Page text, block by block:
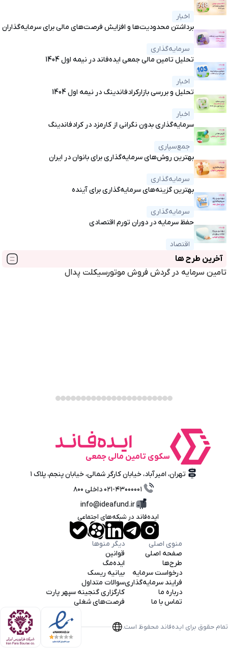
اخبار
برداشتن محدودیت‌ها و افزایش فرصت‌های مالی برای سرمایه‌گذاران
سرمایه‌گذاری
تحلیل تامین مالی جمعی ایده‌فاند در نیمه اول 1404
اخبار
تحلیل و بررسی بازارکرادفاندینگ در نیمه اول 1404
اخبار
سرمایه‌گذاری بدون نگرانی از کارمزد در کرادفاندینگ
جمع‌سپاری
بهترین روش‌های سرمایه‌گذاری برای بانوان در ایران
سرمایه‌گذاری
بهترین گزینه‌های سرمایه‌گذاری برای آینده
سرمایه‌گذاری
حفظ سرمایه در دوران تورم اقتصادی
اقتصاد
آخرین طرح ها
تامین سرمایه در گردش فروش موتورسیکلت پدال
سکوی تامین‌ مالی‌ جمعی
تهران، امیرآباد، خیابان کارگر شمالی، خیابان پنجم، پلاک ۱
۰۲۱-۴۳۰۰۰۰۰۱ داخلی ۸۰۰
info@ideafund.ir
ایده‌فاند در شبکه‌های اجتماعی
منوی اصلی
صفحه اصلی
طرح‌ها
درخواست سرمایه
فرایند سرمایه‌گذاری
درباره ما
تماس با ما
دیگر منوها
قوانین
ایده‌مگ
بیانیه ریسک
سوالات متداول
کارگزاری گنجینه سپهر پارت
فرصت‌های شغلی
تمام حقوق برای ایده‌فاند محفوظ است.